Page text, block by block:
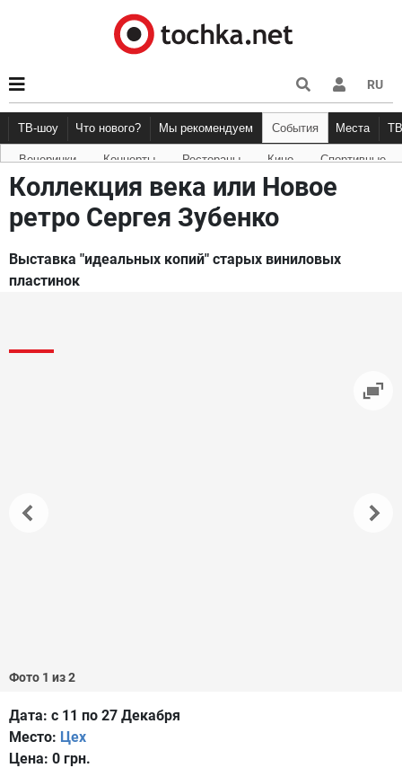
RU
ТВ-шоу Что нового?
Новости афиши Рецензии Куда пойти Точка
Мы рекомендуем События Места
Вечеринки Концерты Рестораны Кино Спортивные
Коллекция века или Новое
ретро Сергея Зубенко
Выставка "идеальных копий" старых виниловых
пластинок
Фото 1 из 2
Дата: с 11 по 27 Декабря
Место: Цех
Цена: 0 грн.